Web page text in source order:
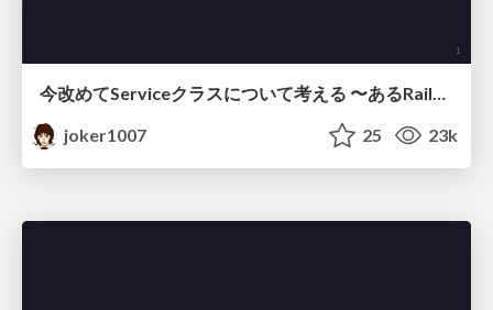
今改めてServiceクラスについて考える 〜あるRails開発者の10年〜
joker1007
25 23k